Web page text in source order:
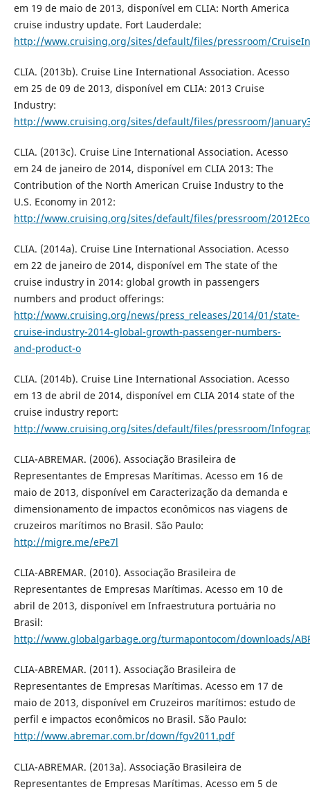
em 19 de maio de 2013, disponível em CLIA: North America
cruise industry update. Fort Lauderdale:
http://www.cruising.org/sites/default/files/pressroom/
CLIA. (2013b). Cruise Line International Association. Acesso
em 25 de 09 de 2013, disponível em CLIA: 2013 Cruise
Industry:
http://www.cruising.org/sites/default/files/pressroom/
CLIA. (2013c). Cruise Line International Association. Acesso
em 24 de janeiro de 2014, disponível em CLIA 2013: The
Contribution of the North American Cruise Industry to the
U.S. Economy in 2012:
http://www.cruising.org/sites/default/files/pressroom/
CLIA. (2014a). Cruise Line International Association. Acesso
em 22 de janeiro de 2014, disponível em The state of the
cruise industry in 2014: global growth in passengers
numbers and product offerings:
http://www.cruising.org/news/press_releases/2014/01/state-
cruise-industry-2014-global-growth-passenger-numbers-
and-product-o
CLIA. (2014b). Cruise Line International Association. Acesso
em 13 de abril de 2014, disponível em CLIA 2014 state of the
cruise industry report:
http://www.cruising.org/sites/default/files/pressroom/
CLIA-ABREMAR. (2006). Associação Brasileira de
Representantes de Empresas Marítimas. Acesso em 16 de
maio de 2013, disponível em Caracterização da demanda e
dimensionamento de impactos econômicos nas viagens de
cruzeiros marítimos no Brasil. São Paulo:
http://migre.me/ePe7l
CLIA-ABREMAR. (2010). Associação Brasileira de
Representantes de Empresas Marítimas. Acesso em 10 de
abril de 2013, disponível em Infraestrutura portuária no
Brasil:
http://www.globalgarbage.org/turmapontocom/downloads/
CLIA-ABREMAR. (2011). Associação Brasileira de
Representantes de Empresas Marítimas. Acesso em 17 de
maio de 2013, disponível em Cruzeiros marítimos: estudo de
perfil e impactos econômicos no Brasil. São Paulo:
http://www.abremar.com.br/down/fgv2011.pdf
CLIA-ABREMAR. (2013a). Associação Brasileira de
Representantes de Empresas Marítimas. Acesso em 5 de